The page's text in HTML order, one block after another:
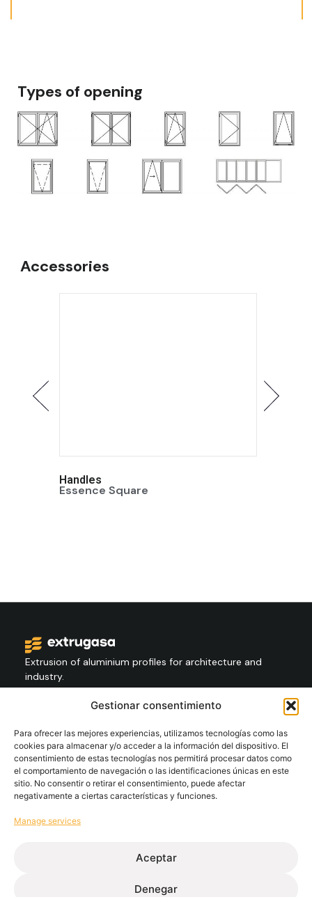
Gestionar consentimiento
Para ofrecer las mejores experiencias, utilizamos tecnologías como las
cookies para almacenar y/o acceder a la información del dispositivo. El
consentimiento de estas tecnologías nos permitirá procesar datos como
el comportamiento de navegación o las identificaciones únicas en este
sitio. No consentir o retirar el consentimiento, puede afectar
negativamente a ciertas características y funciones.
Manage services
Aceptar
Denegar
Types of opening
Accessories
Handles
Essence Square
Extrusion of aluminium profiles for architecture and
industry.
+34 986 564 009
Follow
ExtrugasaIndustry